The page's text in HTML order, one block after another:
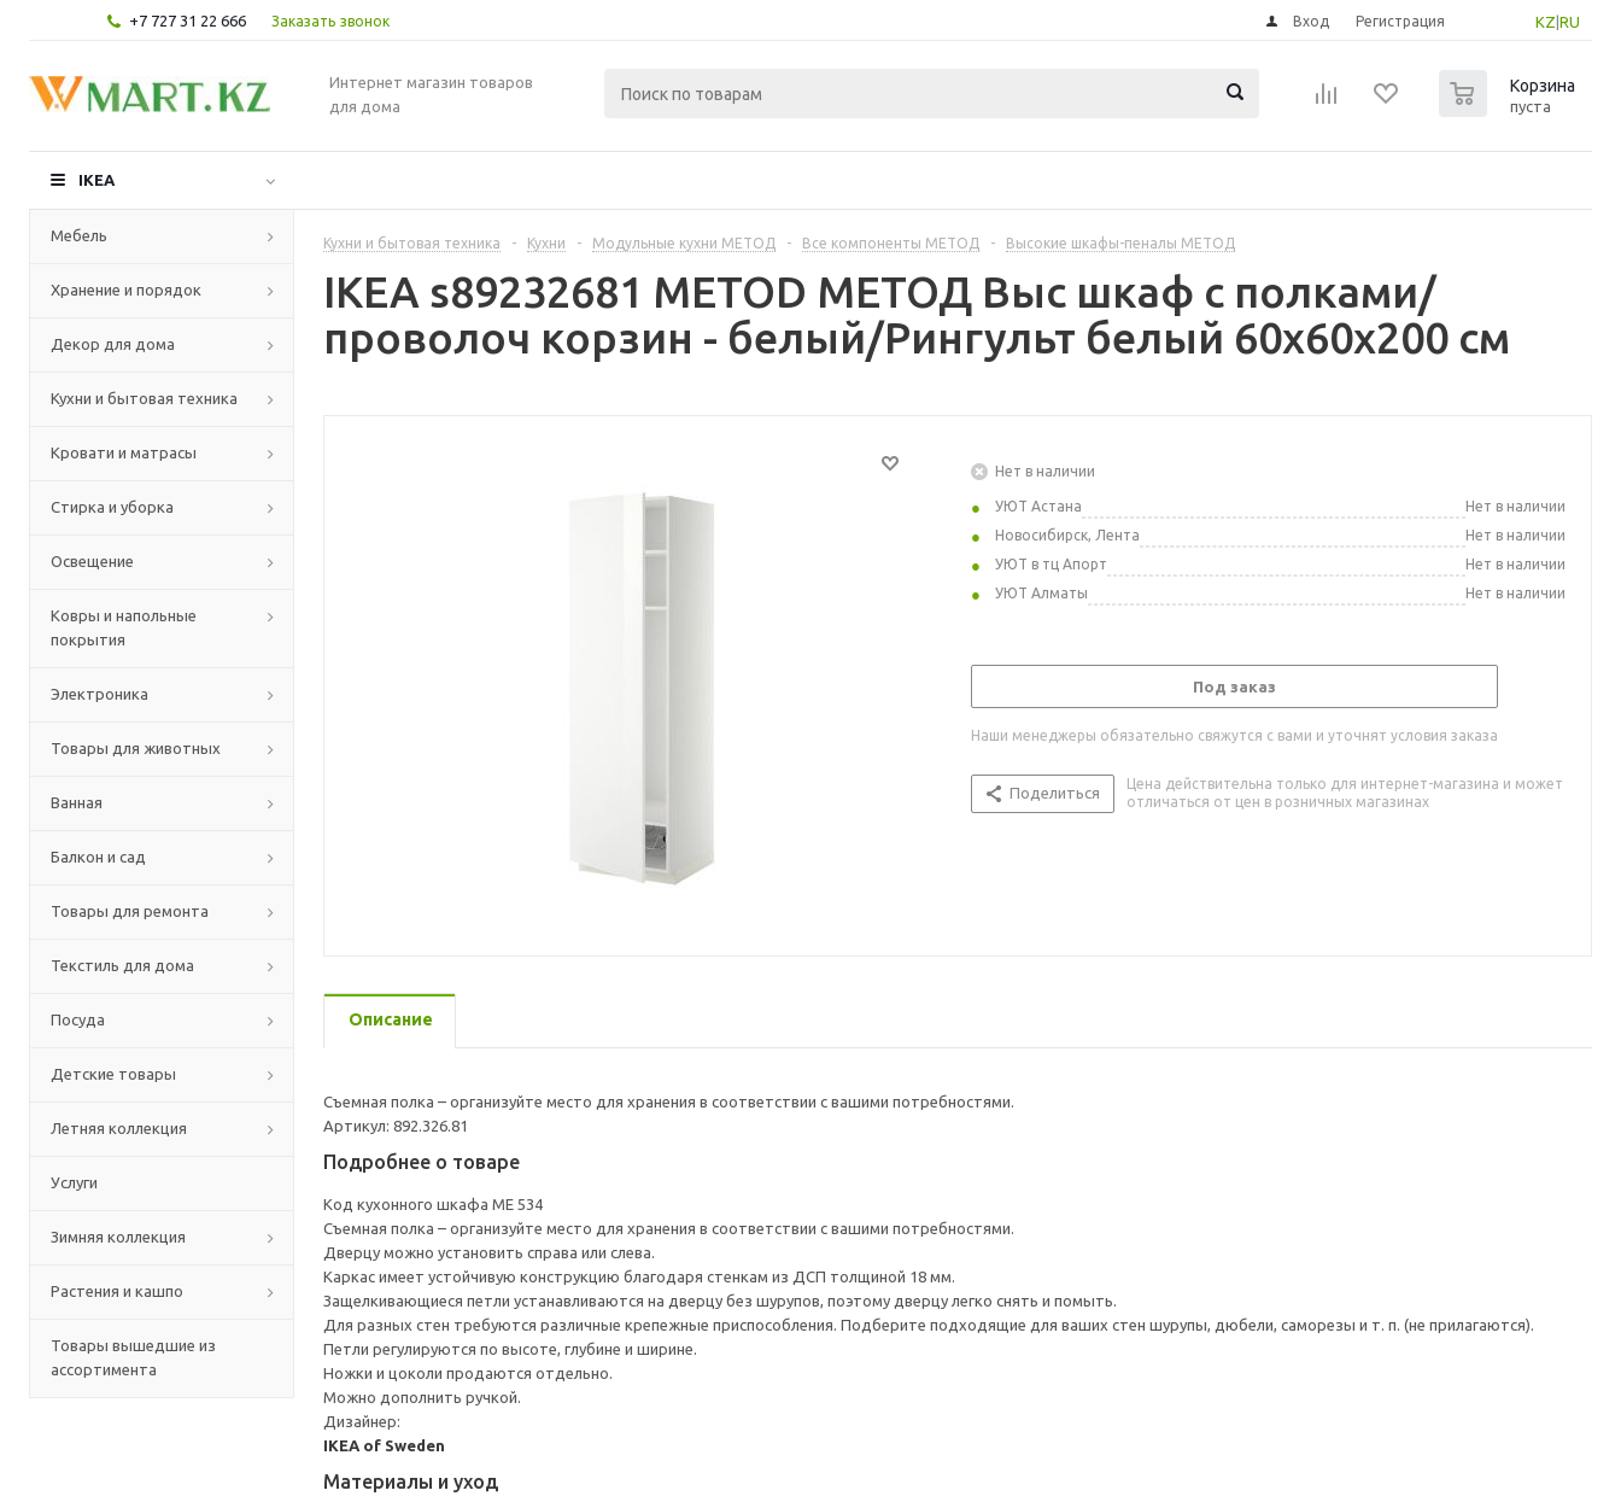
+7 727 31 22 666 Заказать звонок KZ RU
Вход Регистрация
Интернет магазин товаров
для дома
Корзина
пуста
IKEA
Мебель
Хранение и порядок
Декор для дома
Кухни и бытовая техника
Кровати и матрасы
Стирка и уборка
Освещение
Ковры и напольные
покрытия
Электроника
Товары для животных
Ванная
Балкон и сад
Товары для ремонта
Текстиль для дома
Посуда
Детские товары
Летняя коллекция
Услуги
Зимняя коллекция
Растения и кашпо
Товары вышедшие из
ассортимента
Кухни и бытовая техника - Кухни - Модульные кухни МЕТОД - Все компоненты МЕТОД - Высокие шкафы-пеналы МЕТОД
IKEA s89232681 METOD МЕТОД Выс шкаф с полками/
проволоч корзин - белый/Рингульт белый 60x60x200 см
Нет в наличии
УЮТ Астана
Нет в наличии
Новосибирск, Лента
Нет в наличии
УЮТ в тц Апорт
Нет в наличии
УЮТ Алматы
Нет в наличии
Под заказ
Наши менеджеры обязательно свяжутся с вами и уточнят условия заказа
Поделиться
Цена действительна только для интернет-магазина и может
отличаться от цен в розничных магазинах
Описание
Съемная полка – организуйте место для хранения в соответствии с вашими потребностями.
Артикул: 892.326.81
Подробнее о товаре
Код кухонного шкафа ME 534
Съемная полка – организуйте место для хранения в соответствии с вашими потребностями.
Дверцу можно установить справа или слева.
Каркас имеет устойчивую конструкцию благодаря стенкам из ДСП толщиной 18 мм.
Защелкивающиеся петли устанавливаются на дверцу без шурупов, поэтому дверцу легко снять и помыть.
Для разных стен требуются различные крепежные приспособления. Подберите подходящие для ваших стен шурупы, дюбели, саморезы и т. п. (не прилагаются).
Петли регулируются по высоте, глубине и ширине.
Ножки и цоколи продаются отдельно.
Можно дополнить ручкой.
Дизайнер:
IKEA of Sweden
Материалы и уход